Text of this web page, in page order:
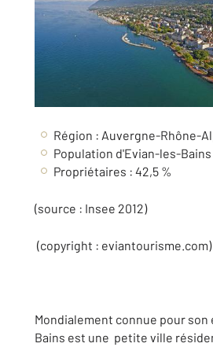
Région : Auvergne-Rhône-
Population d'Evian-les-
Propriétaires : 42,5 %
(source : Insee 2012)
(copyright : eviantourisme.com)
Mondialement connue pour son
Bains est une petite ville